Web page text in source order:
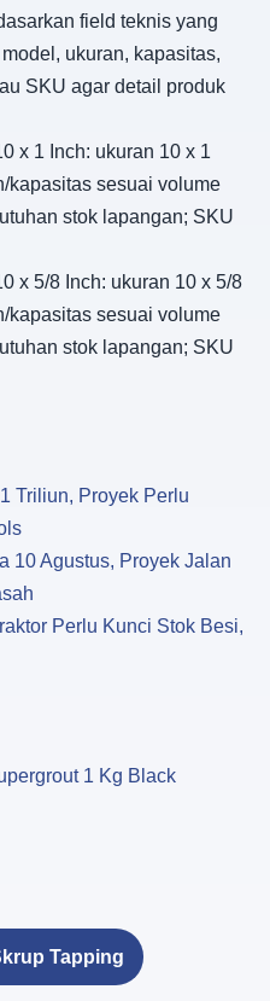
field teknis yang
ukuran, kapasitas,
SKU agar detail produk
x 1 Inch: ukuran 10 x 1
kapasitas sesuai volume
stok lapangan; SKU
x 5/8 Inch: ukuran 10 x 5/8
kapasitas sesuai volume
stok lapangan; SKU
Triliun, Proyek Perlu
10 Agustus, Proyek Jalan
Perlu Kunci Stok Besi,
1 Kg Black
Tapping